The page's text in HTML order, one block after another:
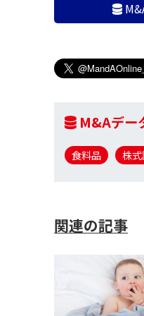
M&Aデー
食料品 株
関連の記事